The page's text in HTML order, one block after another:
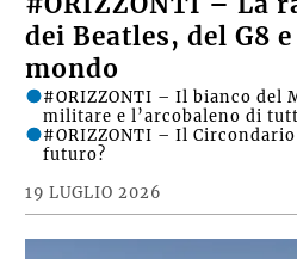
dei Beatles, del G8
mondo
19 LUGLIO 2026
#ORIZZONTI – Il bianco del
militare e l’arcobaleno di
#ORIZZONTI – Il
futuro?